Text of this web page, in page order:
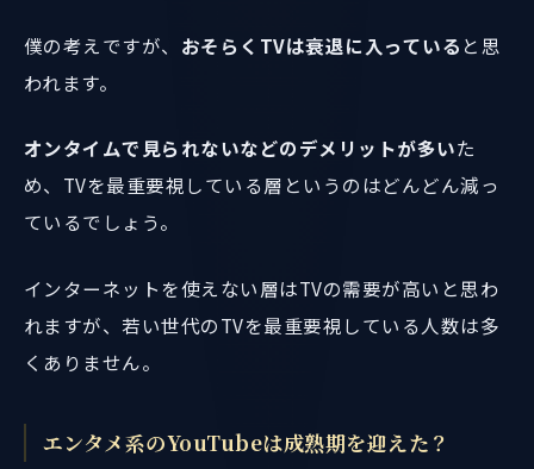
僕の考えですが、 おそらくTVは衰退に入っている と思
われます。
オンタイムで見られないなどのデメリットが多いた
め、TVを最重要視している層というのはどんどん減っ
ているでしょう。
インターネットを使えない層はTVの需要が高いと思わ
れますが、若い世代のTVを最重要視している人数は多
くありません。
エンタメ系のYouTubeは成熟期を迎えた？